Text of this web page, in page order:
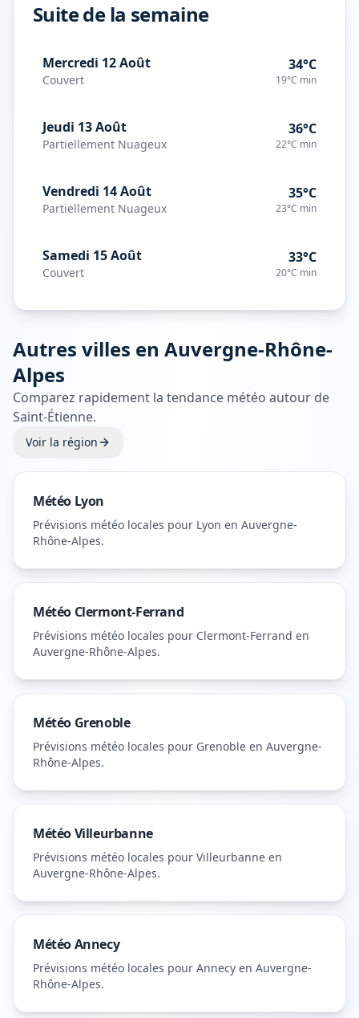
Suite de la semaine
Mercredi 12 Août
Couvert
34°C
19°C min
Jeudi 13 Août
Partiellement Nuageux
36°C
22°C min
Vendredi 14 Août
Partiellement Nuageux
35°C
23°C min
Samedi 15 Août
Couvert
33°C
20°C min
Autres villes en Auvergne-Rhône-
Alpes
Comparez rapidement la tendance météo autour de
Saint-Étienne.
Voir la région
Météo Lyon
Prévisions météo locales pour Lyon en Auvergne-
Rhône-Alpes.
Météo Clermont-Ferrand
Prévisions météo locales pour Clermont-Ferrand en
Auvergne-Rhône-Alpes.
Météo Grenoble
Prévisions météo locales pour Grenoble en Auvergne-
Rhône-Alpes.
MétéoVilleurbanne
Prévisions météo locales pour Villeurbanne en
Auvergne-Rhône-Alpes.
MétéoAnnecy
Prévisions météo locales pour Annecy en Auvergne-
Rhône-Alpes.